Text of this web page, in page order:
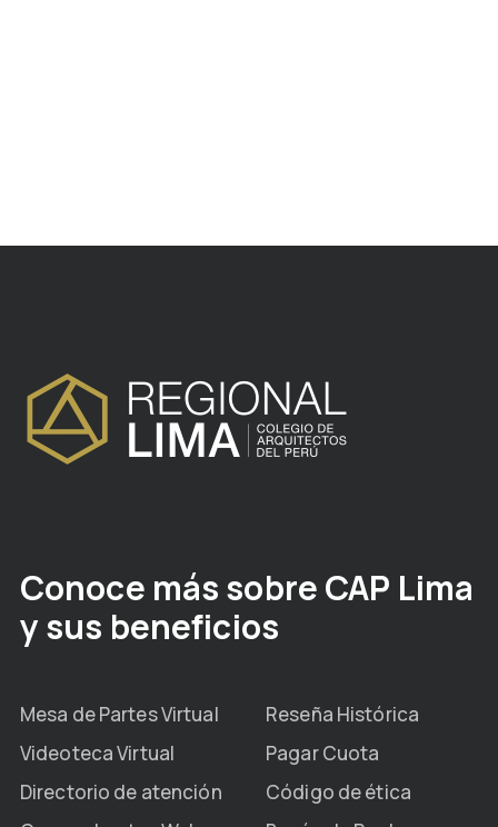
Conoce más sobre CAP Lima
y sus beneficios
Mesa de Partes Virtual
Reseña Histórica
Videoteca Virtual
Pagar Cuota
Directorio de atención
Código de ética